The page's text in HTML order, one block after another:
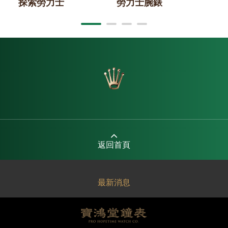
探索勞力士 勞力士腕錶
返回首頁
最新消息
關於寶鴻堂